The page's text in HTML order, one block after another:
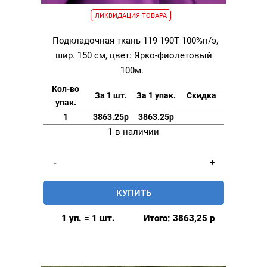
ЛИКВИДАЦИЯ ТОВАРА
Подкладочная ткань 119 190Т 100%п/э,
шир. 150 см, цвет: Ярко-фиолетовый
100м.
Кол-во
упак.
За 1 шт. За 1 упак. Скидка
1 3863.25р 3863.25р
1 в наличии
-
товара
Подкладочная
ткань
+
КУПИТЬ
1 уп. = 1 шт. Итого: 3863,25 р